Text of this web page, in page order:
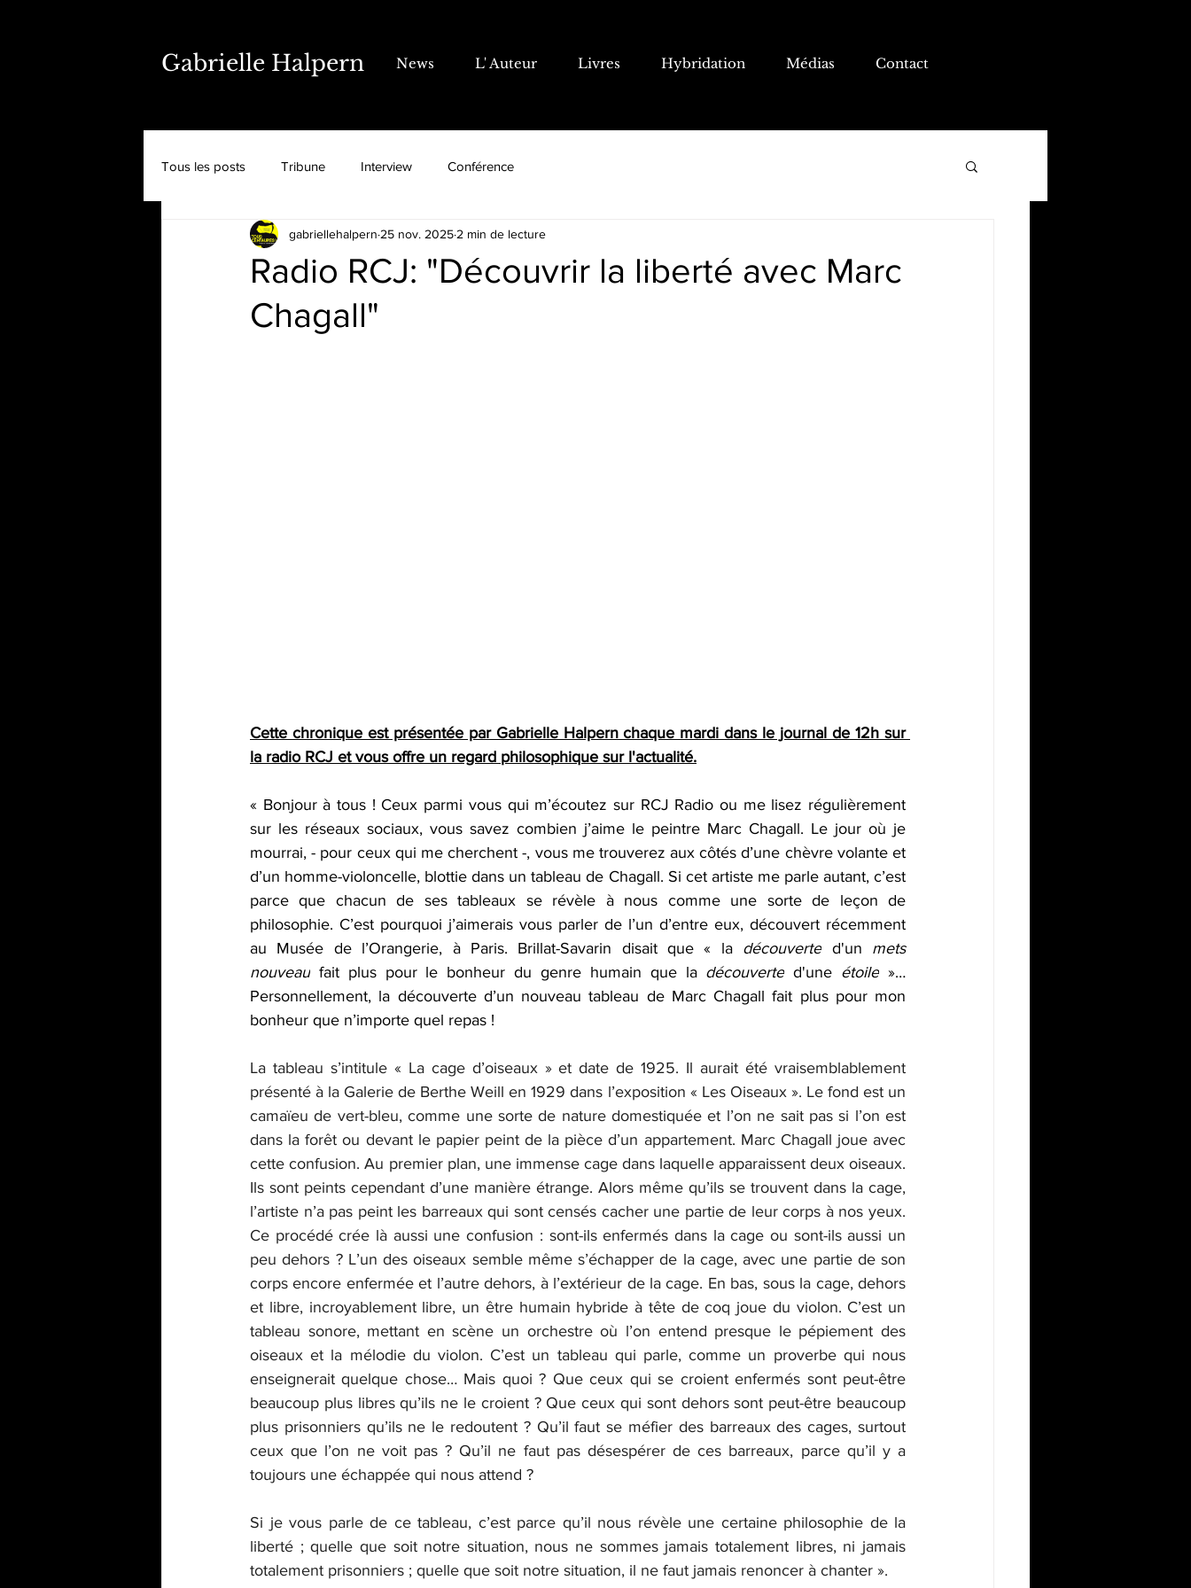
Gabrielle Halpern News L' Auteur Livres Hybridation Médias Contact
Tous les posts Tribune Interview Conférence
Radio RCJ: "Découvrir la liberté avec Marc
Chagall"
gabriellehalpern 25 nov. 2025 2 min de lecture
Cette chronique est présentée par Gabrielle Halpern chaque mardi dans le journal de 12h sur
la radio RCJ et vous offre un regard philosophique sur l'actualité.
« Bonjour à tous ! Ceux parmi vous qui m’écoutez sur RCJ Radio ou me lisez régulièrement
sur les réseaux sociaux, vous savez combien j’aime le peintre Marc Chagall. Le jour où je
mourrai, - pour ceux qui me cherchent -, vous me trouverez aux côtés d’une chèvre volante et
parce que chacun de ses tableaux se révèle à nous comme une sorte de leçon de
philosophie. C’est pourquoi j’aimerais vous parler de l’un d’entre eux, découvert récemment
au Musée de l’Orangerie, à Paris. Brillat-Savarin disait que « la découverte d'un mets
nouveau fait plus pour le bonheur du genre humain que la découverte d'une étoile »…
Personnellement, la découverte d’un nouveau tableau de Marc Chagall fait plus pour mon
bonheur que n’importe quel repas !
La tableau s’intitule « La cage d’oiseaux » et date de 1925. Il aurait été vraisemblablement
présenté à la Galerie de Berthe Weill en 1929 dans l’exposition « Les Oiseaux ». Le fond est un
camaïeu de vert-bleu, comme une sorte de nature domestiquée et l’on ne sait pas si l’on est
dans la forêt ou devant le papier peint de la pièce d’un appartement. Marc Chagall joue avec
cette confusion. Au premier plan, une immense cage dans laquelle apparaissent deux oiseaux.
Ils sont peints cependant d’une manière étrange. Alors même qu’ils se trouvent dans la cage,
l’artiste n’a pas peint les barreaux qui sont censés cacher une partie de leur corps à nos yeux.
Ce procédé crée là aussi une confusion : sont-ils enfermés dans la cage ou sont-ils aussi un
peu dehors ? L’un des oiseaux semble même s’échapper de la cage, avec une partie de son
corps encore enfermée et l’autre dehors, à l’extérieur de la cage. En bas, sous la cage, dehors
et libre, incroyablement libre, un être humain hybride à tête de coq joue du violon. C’est un
tableau sonore, mettant en scène un orchestre où l’on entend presque le pépiement des
oiseaux et la mélodie du violon. C’est un tableau qui parle, comme un proverbe qui nous
enseignerait quelque chose… Mais quoi ? Que ceux qui se croient enfermés sont peut-être
beaucoup plus libres qu’ils ne le croient ? Que ceux qui sont dehors sont peut-être beaucoup
plus prisonniers qu’ils ne le redoutent ? Qu’il faut se méfier des barreaux des cages, surtout
ceux que l’on ne voit pas ? Qu’il ne faut pas désespérer de ces barreaux, parce qu’il y a
toujours une échappée qui nous attend ?
Si je vous parle de ce tableau, c’est parce qu’il nous révèle une certaine philosophie de la
liberté ; quelle que soit notre situation, nous ne sommes jamais totalement libres, ni jamais
totalement prisonniers ; quelle que soit notre situation, il ne faut jamais renoncer à chanter ».